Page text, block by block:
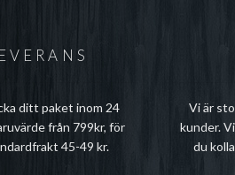
ditt paket inom 24
från 799kr, för
45-49 kr.
Vi är
kunder.
du